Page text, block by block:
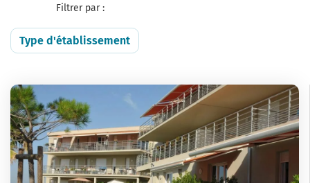
Filtrer par :
Type d'établissement